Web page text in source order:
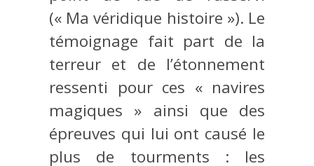
(« Ma véridique histoire »). Le
témoignage fait part de la
terreur et de l’étonnement
ressenti pour ces « navires
magiques » ainsi que des
épreuves qui lui ont causé le
plus de tourments : les